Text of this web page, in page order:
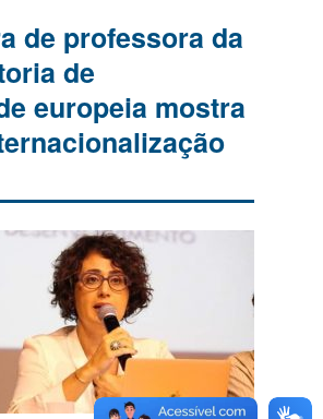
de professora da
de
europeia mostra